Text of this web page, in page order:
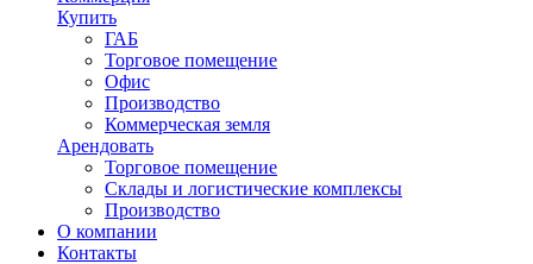
Купить
ГАБ
Торговое помещение
Офис
Производство
Коммерческая земля
Арендовать
Торговое помещение
Склады и логистические комплексы
Производство
О компании
Контакты